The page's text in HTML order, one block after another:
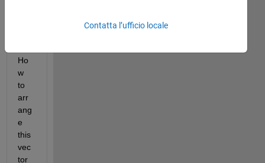
Ho
w
to
arr
ang
e
this
vec
tor
Contatta l’ufficio locale